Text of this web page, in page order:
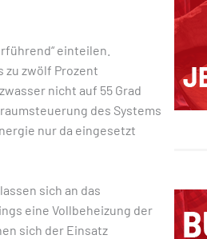
einteilen.
zu zwölf Prozent
nicht auf 55 Grad
des Systems
nur da eingesetzt
sich an das
eine Vollbeheizung der
sich der Einsatz